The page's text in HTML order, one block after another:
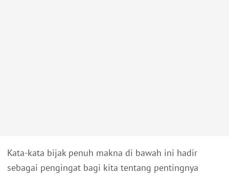
Kata-kata bijak penuh makna di bawah ini hadir
sebagai pengingat bagi kita tentang pentingnya